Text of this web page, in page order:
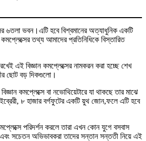
৬তলা ভবন।এটি হবে বিশ্বমানের অত্যাধুনিক একটি
কমপ্লেক্সের তথ্য আমাদের প্রতিনিধিকে বিস্তারিত
এই বিজ্ঞান কমপ্লেক্সের নামকরন করা হচ্ছে শেখ
ছোট বড় দিকগুলো।
কমপ্লেক্সে বা নভোথিয়েটারে যা থাকছে তার মাঝে
৮ হাজার বর্গফুটের একটি য়ুথ জোন,ফলে এটি হবে
পরিদর্শন করলে তারা এখন কোন যুগে বসবাস
এবং সচেতন অভিভাবকরা তাদের সন্তান সন্ততী নিয়ে এই